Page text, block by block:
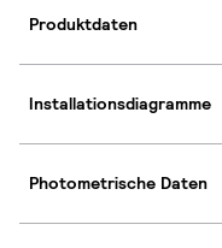
Produktdaten
Installationsdiagramme
Photometrische Daten